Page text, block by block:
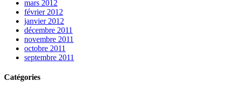
mars 2012
février 2012
janvier 2012
décembre 2011
novembre 2011
octobre 2011
septembre 2011
Catégories